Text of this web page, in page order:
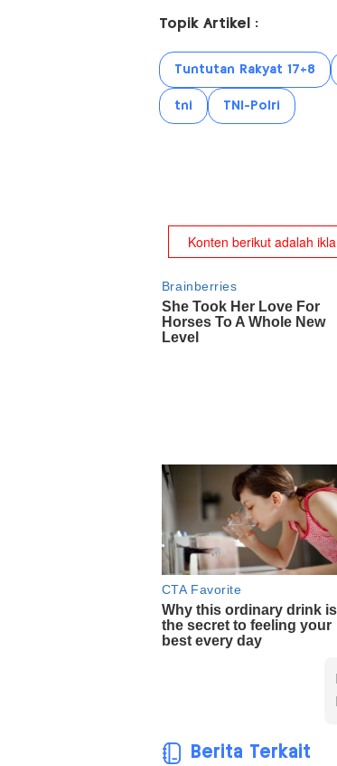
Topik Artikel :
Tuntutan Rakyat 17+8
tni TNI-Polri
Berita Terkait